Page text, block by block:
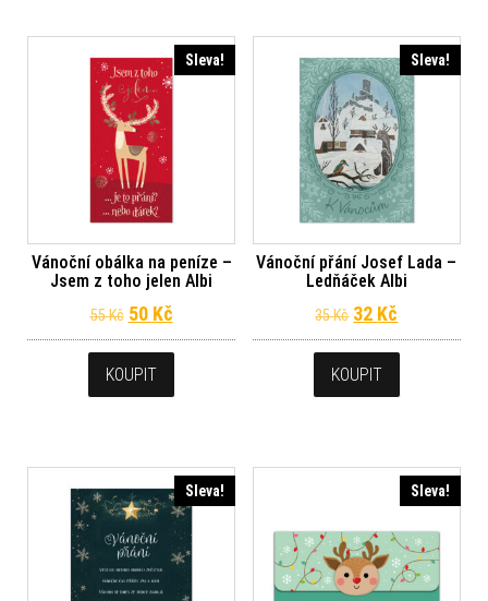
Sleva!
Vánoční obálka na peníze –
Jsem z toho jelen Albi
55Kč Původní cena byla: 55 Kč.
50 KčAktuální cena je: 50 Kč.
KOUPIT
Sleva!
Vánoční přání Josef Lada –
Ledňáček Albi
35Kč Původní cena
32 Kč
KOUPIT
Sleva! Sleva!